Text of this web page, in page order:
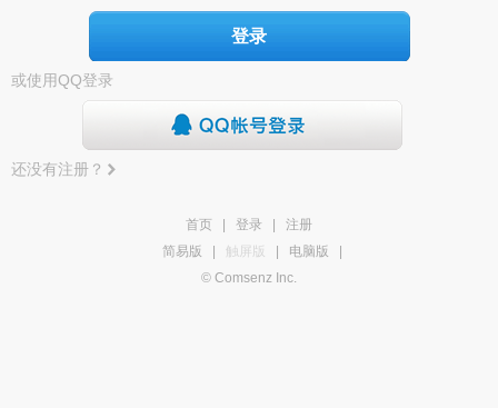
登录
或使用QQ登录
还没有注册？
首页 登录
注册
简易版
触屏版 电脑版
© Comsenz Inc.